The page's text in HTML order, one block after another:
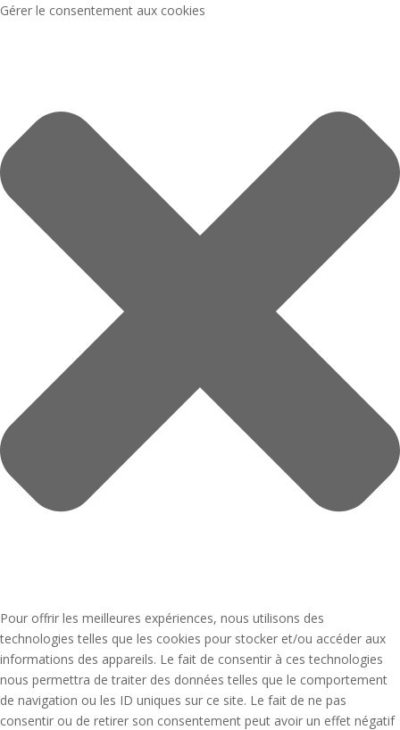
Gérer le consentement aux cookies
Pour offrir les meilleures expériences, nous utilisons des
technologies telles que les cookies pour stocker et/ou accéder aux
informations des appareils. Le fait de consentir à ces technologies
nous permettra de traiter des données telles que le comportement
de navigation ou les ID uniques sur ce site. Le fait de ne pas
consentir ou de retirer son consentement peut avoir un effet négatif